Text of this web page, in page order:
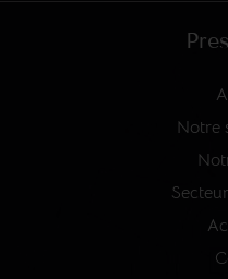
Notre